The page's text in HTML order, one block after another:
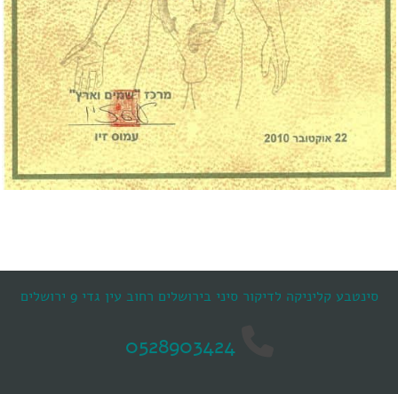
סינטבע קליניקה לדיקור סיני בירושלים רחוב עין גדי 9 ירושלים
0528903424